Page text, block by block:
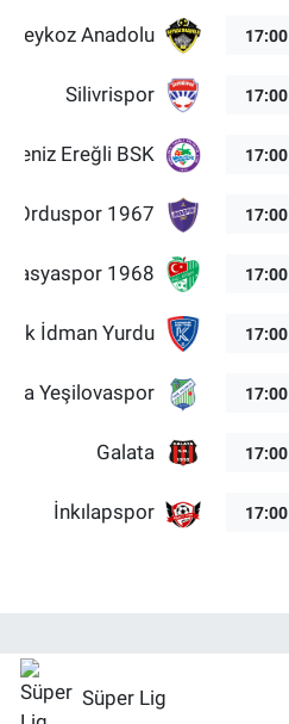
Beykoz Anadolu 17:00
Silivrispor 17:00
Ereğli BSK 17:00
Orduspor 1967 17:00
1968 17:00
İdman Yurdu 17:00
Yeşilovaspor 17:00
Galata 17:00
İnkılapspor 17:00
Süper Lig